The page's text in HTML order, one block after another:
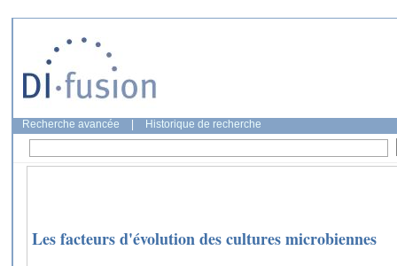
Recherche avancée Historique de recherche
Les facteurs d'évolution des cultures microbiennes